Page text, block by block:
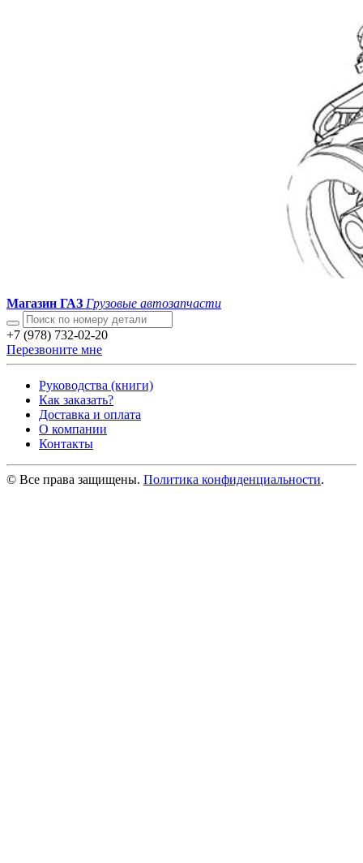
Магазин ГАЗ Грузовые автозапчасти
+7 (978) 732-02-20
Перезвоните мне
Руководства (книги)
Как заказать?
Доставка и оплата
О компании
Контакты
© Все права защищены. Политика конфиденциальности.